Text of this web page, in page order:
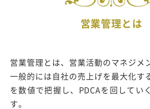
営業管理とは
営業管理とは、営業活動のマネジメ
一般的には自社の売上げを最大化す
を数値で把握し、PDCAを回してい
す。